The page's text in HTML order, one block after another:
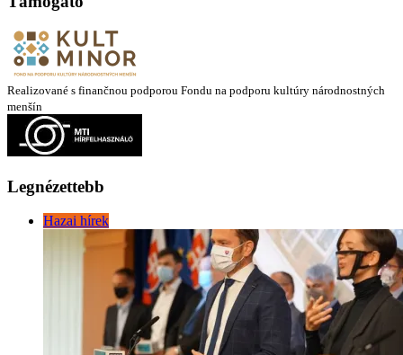
Realizované s finančnou podporou Fondu na podporu kultúry národnostných
menšín
Legnézettebb
Hazai hírek